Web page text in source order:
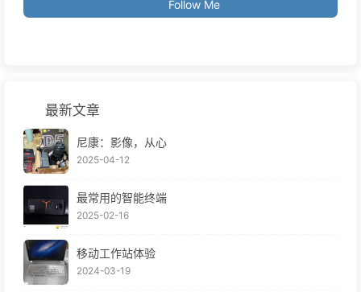
Follow Me
最新文章
尼康：影像，从心
2025-04-12
最常用的智能终端
2025-02-16
移动工作站体验
2024-03-19